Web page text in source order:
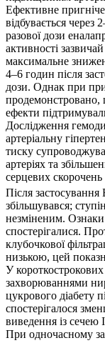
Ефективне
відбувається
разової дози
активності
максимальне
4–6 годин після
дози. Однак при
продемонстровано,
ефекти
Дослідження
артеріальну
тиску
артеріях та
серцевих
Після застосування
збільшувався;
незміненим.
спостерігалися.
клубочкової
низькою, цей
У короткострокових
захворюваннями
цукрового діабету
спостерігалося
виведення із сечею
При одночасному